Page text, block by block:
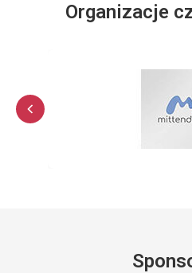
Organizacje